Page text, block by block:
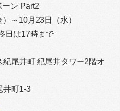
ン Part2
～10月23日（水）
日は17時まで
尾井町 紀尾井タワー2階オ
井町1-3